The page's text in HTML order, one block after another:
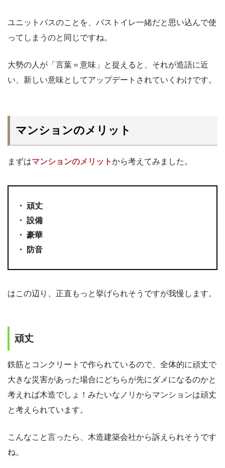
ユニットバスのことを、バストイレ一緒だと思い込んで使
ってしまうのと同じですね。
大勢の人が「言葉＝意味」と捉えると、それが造語に近
い、新しい意味としてアップデートされていくわけです。
マンションのメリット
まずはマンションのメリットから考えてみました。
・ 頑丈
・ 設備
・ 豪華
・ 防音
はこの辺り、正直もっと挙げられそうですが我慢します。
頑丈
鉄筋とコンクリートで作られているので、全体的に頑丈で
大きな災害があった場合にどちらが先にダメになるのかと
考えれば木造でしょ！みたいなノリからマンションは頑丈
と考えられています。
こんなこと言ったら、木造建築会社から訴えられそうです
ね。